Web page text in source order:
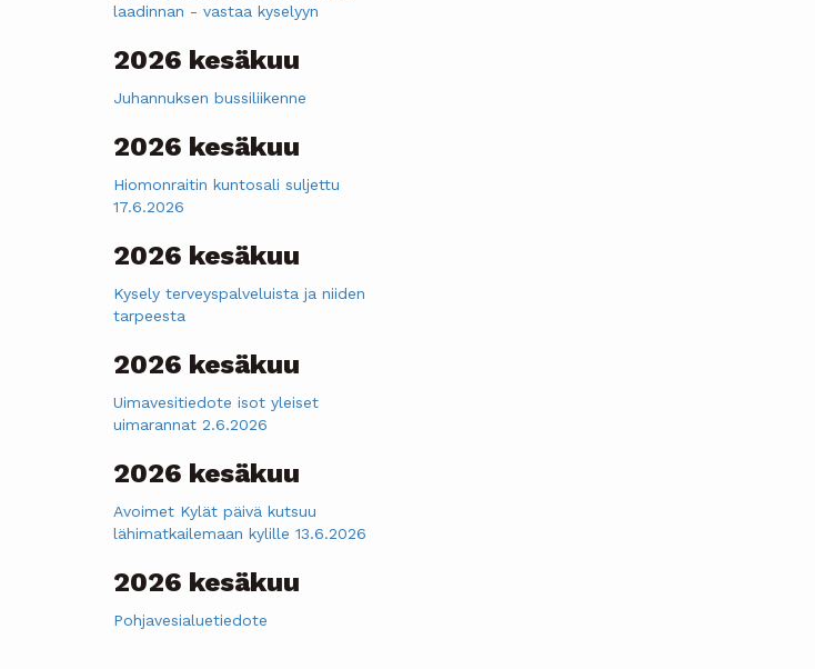
laadinnan - vastaa kyselyyn
2026 kesäkuu
Juhannuksen bussiliikenne
2026 kesäkuu
Hiomonraitin kuntosali suljettu
17.6.2026
2026 kesäkuu
Kysely terveyspalveluista ja niiden
tarpeesta
2026 kesäkuu
Uimavesitiedote isot yleiset
uimarannat 2.6.2026
2026 kesäkuu
Avoimet Kylät päivä kutsuu
lähimatkailemaan kylille 13.6.2026
2026 kesäkuu
Pohjavesialuetiedote